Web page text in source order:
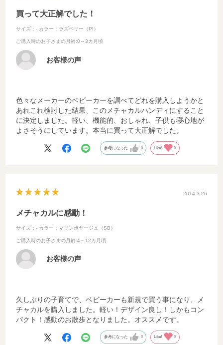
買って大正解でした！
サイズ：- カラー：ラズベリー（PI）
ご購入時のお子さまの月齢:0～3カ月頃
お客様の声
色々なメーカーのベビーカーを調べてどれを購入しようかと
あれこれ検討した結果、このメチャカルハンディにすること
に決定しました。軽い、機能的、おしゃれ、子供も寝心地が
よさそうにしています。本当に買って大正解でした。
参考になった 0 Like! 0
2014.3.26
メチャカルに感動！
サイズ：- カラー：マリンボヤージュ（SB）
ご購入時のお子さまの月齢:4～12カ月頃
お客様の声
久しぶりの子育てで、ベビーカーも新規で買う事になり、メ
チャカルを購入しました。軽い！デザイン良し！しかもコン
パクト！感動のお散歩となりました。オススメです。
参考になった 0 Like! 0